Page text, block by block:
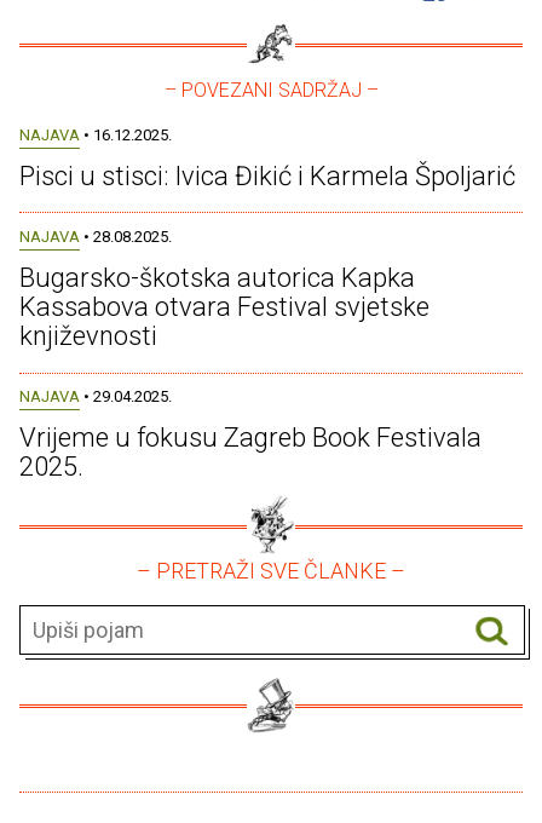
– POVEZANI SADRŽAJ –
NAJAVA • 16.12.2025.
Pisci u stisci: Ivica Đikić i Karmela Špoljarić
NAJAVA • 28.08.2025.
Bugarsko-škotska autorica Kapka
Kassabova otvara Festival svjetske
književnosti
NAJAVA • 29.04.2025.
Vrijeme u fokusu Zagreb Book Festivala
2025.
– PRETRAŽI SVE ČLANKE –